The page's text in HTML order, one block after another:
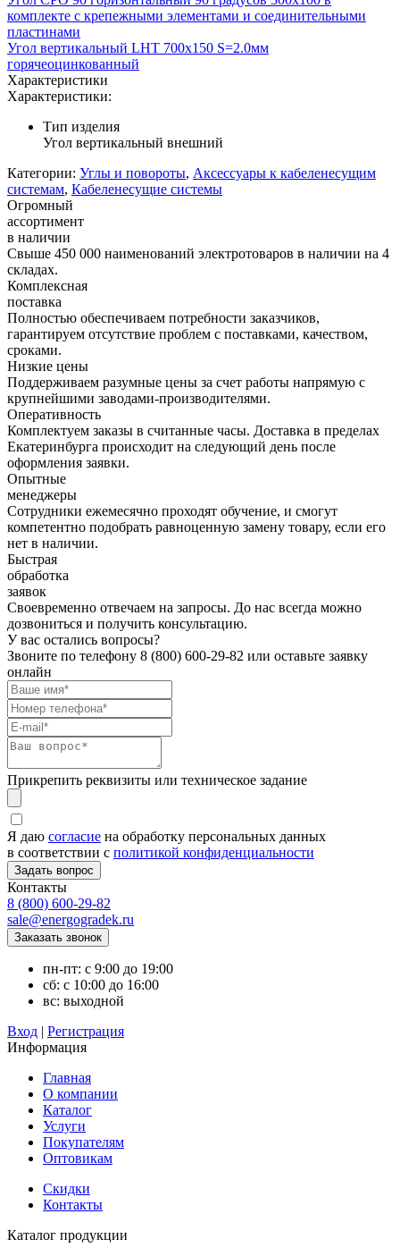
комплекте с крепежными элементами и соединительными
пластинами
Угол вертикальный LHT 700х150 S=2.0мм
горячеоцинкованный
Характеристики
Характеристики:
Тип изделия
Угол вертикальный внешний
Категории: Углы и повороты, Аксессуары к кабеленесущим
системам, Кабеленесущие системы
Огромный
ассортимент
в наличии
Свыше 450 000 наименований электротоваров в наличии на 4
складах.
Комплексная
поставка
Полностью обеспечиваем потребности заказчиков,
гарантируем отсутствие проблем с поставками, качеством,
сроками.
Низкие цены
Поддерживаем разумные цены за счет работы напрямую с
крупнейшими заводами-производителями.
Оперативность
Комплектуем заказы в считанные часы. Доставка в пределах
Екатеринбурга происходит на следующий день после
оформления заявки.
Опытные
менеджеры
Сотрудники ежемесячно проходят обучение, и смогут
компетентно подобрать равноценную замену товару, если его
нет в наличии.
Быстрая
обработка
заявок
Своевременно отвечаем на запросы. До нас всегда можно
дозвониться и получить консультацию.
У вас остались вопросы?
Звоните по телефону 8 (800) 600-29-82 или оставьте заявку
онлайн
Прикрепить реквизиты или техническое задание
Я даю согласие на обработку персональных данных
в соответствии с политикой конфиденциальности
Контакты
8 (800) 600-29-82
sale@energogradek.ru
пн-пт: с 9:00 до 19:00
сб: с 10:00 до 16:00
вс: выходной
Вход | Регистрация
Информация
Главная
О компании
Каталог
Услуги
Покупателям
Оптовикам
Скидки
Контакты
Каталог продукции